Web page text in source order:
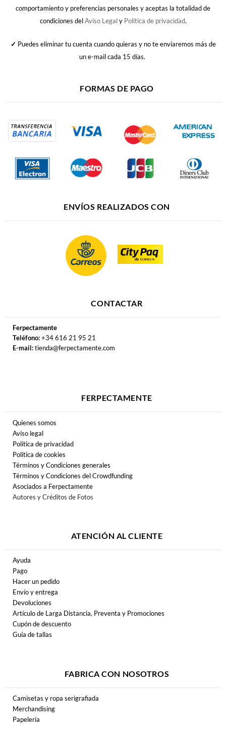
comportamiento y preferencias personales y aceptas la totalidad de
condiciones delAviso Legaly Política de privacidad.
✓ Puedes eliminar tu cuenta cuando quieras y no te enviaremos más de
un e-mail cada 15 días.
FORMAS DE PAGO
ENVÍOS REALIZADOS CON
CONTACTAR
Ferpectamente
Teléfono:+34 616 21 95 21
E-mail:tienda@ferpectamente.com
FERPECTAMENTE
Quienes somos
Aviso legal
Politica de privacidad
Politica de cookies
Términos y Condiciones generales
Términos y Condiciones del Crowdfunding
Asociados a Ferpectamente
Autores y Créditos de Fotos
ATENCIÓN AL CLIENTE
Ayuda
Pago
Hacer un pedido
Envío y entrega
Devoluciones
Artículo de Larga Distancia, Preventa y Promociones
Cupón de descuento
Guía de tallas
FABRICA CON NOSOTROS
Camisetas y ropa serigrafiada
Merchandising
Papelería